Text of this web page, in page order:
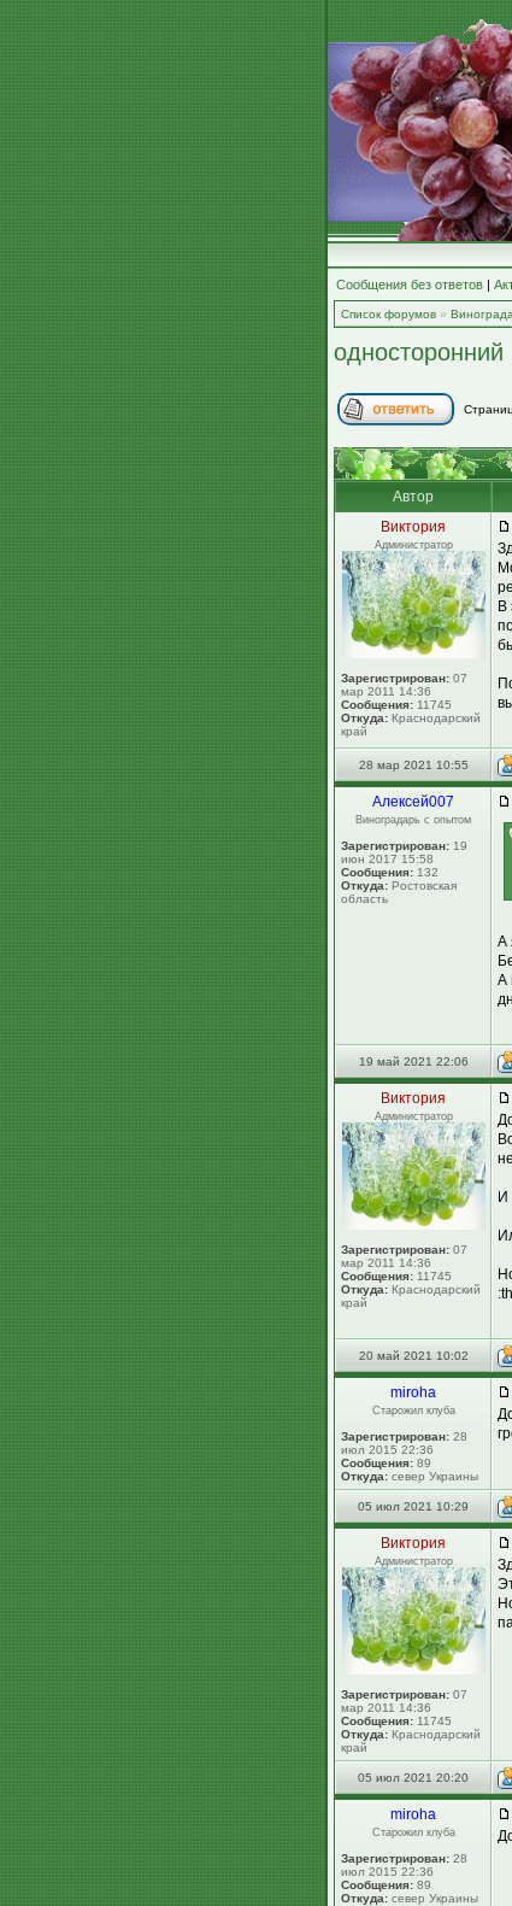
Сообщения без ответов |
Список форумов »
односторонний
Автор
Виктория
Администратор
Зарегистрирован: 07
мар 2011 14:36
Сообщения: 11745
Откуда: Краснодарский
край
В
28 мар 2021 10:55
Алексей007
Виноградарь с опытом
Зарегистрирован: 19
июн 2017 15:58
Сообщения: 132
Откуда: Ростовская
область
А
А
19 май 2021 22:06
Виктория
Администратор
Зарегистрирован: 07
мар 2011 14:36
Сообщения: 11745
Откуда: Краснодарский
край
И
20 май 2021 10:02
miroha
Старожил клуба
Зарегистрирован: 28
июл 2015 22:36
Сообщения: 89
Откуда: север Украины
05 июл 2021 10:29
Виктория
Администратор
Зарегистрирован: 07
мар 2011 14:36
Сообщения: 11745
Откуда: Краснодарский
край
05 июл 2021 20:20
miroha
Старожил клуба
Зарегистрирован: 28
июл 2015 22:36
Сообщения: 89
Откуда: север Украины